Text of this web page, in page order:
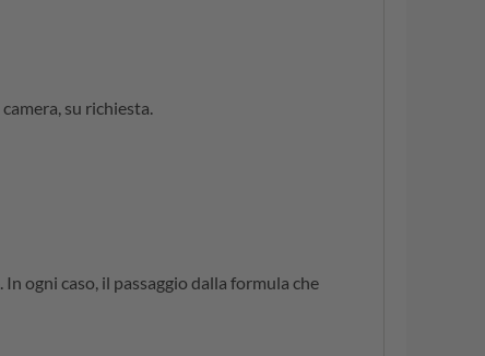
su richiesta.
ogni caso, il passaggio dalla formula che